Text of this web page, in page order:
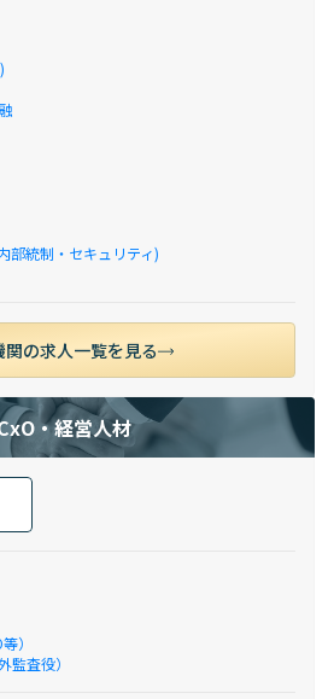
部統制・セキュリティ)
関の求人一覧を見る
・経営人材
）
監査役）